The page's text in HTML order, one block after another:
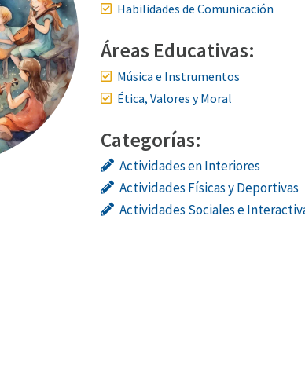
Habilidades de Comunicación
Áreas Educativas:
Música e Instrumentos
Ética, Valores y Moral
Categorías:
Actividades en Interiores
Actividades Físicas y Deportivas
Actividades Sociales e